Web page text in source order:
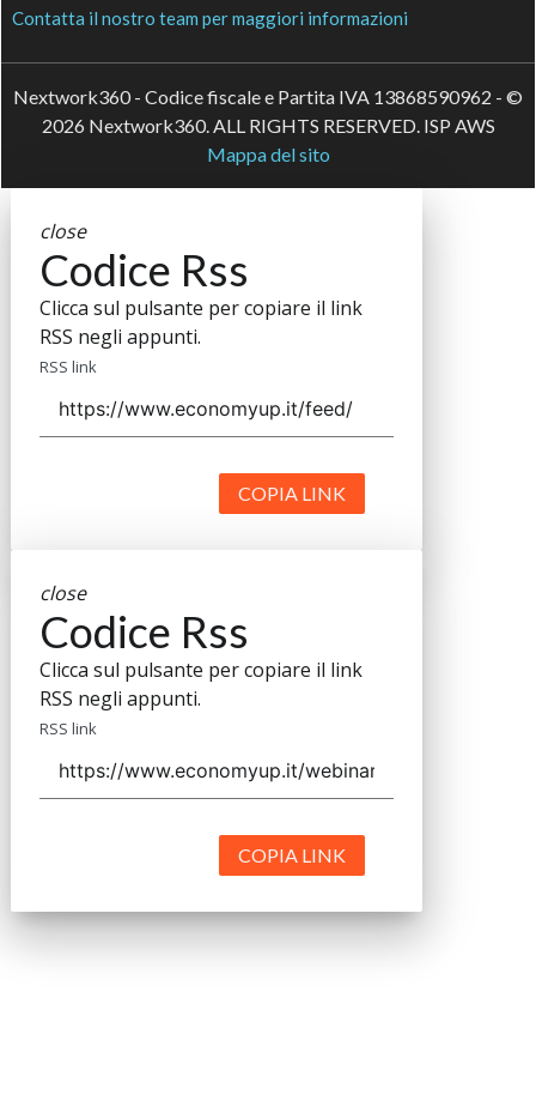
Contatta il nostro team per maggiori informazioni
Nextwork360 - Codice fiscale e Partita IVA 13868590962 - ©
2026 Nextwork360. ALL RIGHTS RESERVED. ISP AWS
Mappa del sito
close
Codice Rss
Clicca sul pulsante per copiare il link
RSS negli appunti.
RSS link
COPIA LINK
close
Codice Rss
Clicca sul pulsante per copiare il link
RSS negli appunti.
RSS link
COPIA LINK